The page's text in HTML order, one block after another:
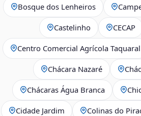
Bosque dos Lenheiros
Castelinho CECAP
Centro Comercial Agrícola Taquaral
Chácara Nazaré
Chácaras Água Branca
Cidade Jardim Colinas do